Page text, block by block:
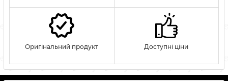
Оригінальний продукт Доступні ціни